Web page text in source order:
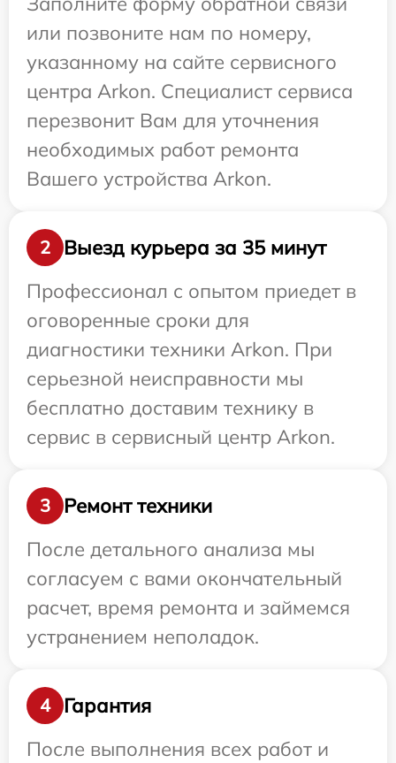
или позвоните нам по номеру,
указанному на сайте сервисного
центра Arkon. Специалист сервиса
перезвонит Вам для уточнения
необходимых работ ремонта
Вашего устройства Arkon.
2
Выезд курьера за 35 минут
Профессионал с опытом приедет в
оговоренные сроки для
диагностики техники Arkon. При
серьезной неисправности мы
бесплатно доставим технику в
сервис в сервисный центр Arkon.
3
Ремонт техники
После детального анализа мы
согласуем с вами окончательный
расчет, время ремонта и займемся
устранением неполадок.
4
Гарантия
После выполнения всех работ и